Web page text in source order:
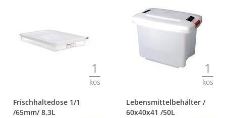
1
kos
Frischhaltedose 1/1
/65mm/ 8,3L
1
kos
Lebensmittelbehälter /
60x40x41 /50L